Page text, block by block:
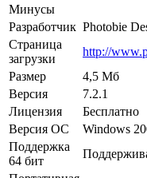
Минусы
Разработчик Photobie
Страница
загрузки
http://
Размер
4,5 Мб
Версия
7.2.1
Лицензия
Бесплатно
Версия ОС
Windows
Поддержка
64 бит